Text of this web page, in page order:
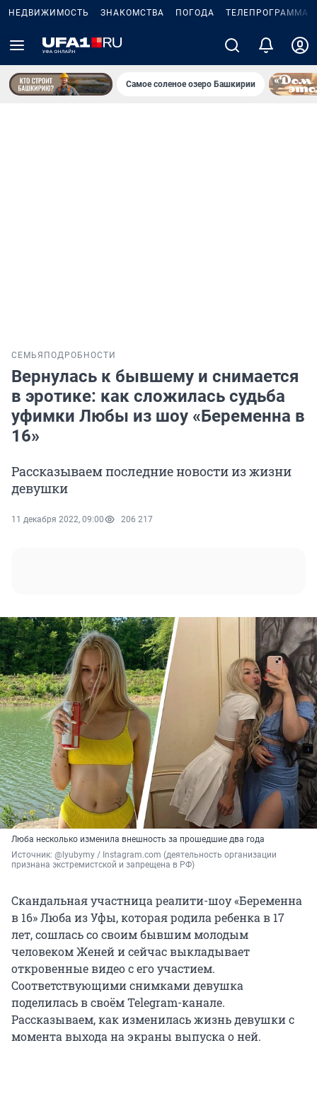
НЕДВИЖИМОСТЬ ЗНАКОМСТВА ПОГОДА ТЕЛЕПРОГРАММА
Самое соленое озеро Башкирии
СЕМЬЯ ПОДРОБНОСТИ
Вернулась к бывшему и снимается
в эротике: как сложилась судьба
уфимки Любы из шоу «Беременна в
16»
Рассказываем последние новости из жизни
девушки
11 декабря 2022, 09:00 206 217
Люба несколько изменила внешность за прошедшие два года
Источник: @lyubymy / Instagram.com (деятельность организации
признана экстремистской и запрещена в РФ)
Скандальная участница реалити-шоу «Беременна
в 16» Люба из Уфы, которая родила ребенка в 17
лет, сошлась со своим бывшим молодым
человеком Женей и сейчас выкладывает
откровенные видео с его участием.
Соответствующими снимками девушка
поделилась в своём Telegram-канале.
Рассказываем, как изменилась жизнь девушки с
момента выхода на экраны выпуска о ней.